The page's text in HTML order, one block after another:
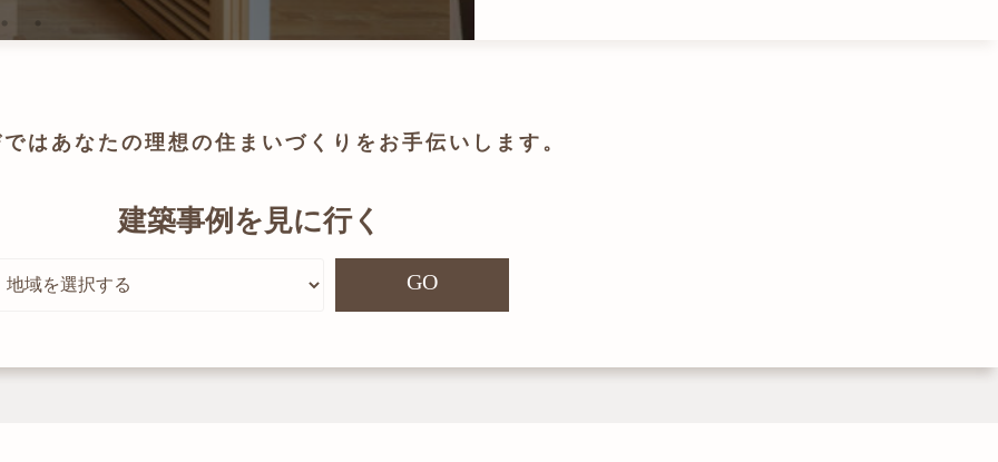
は あなたの理想の住まいづくりを お手伝いします。
建築事例を見に行く
GO